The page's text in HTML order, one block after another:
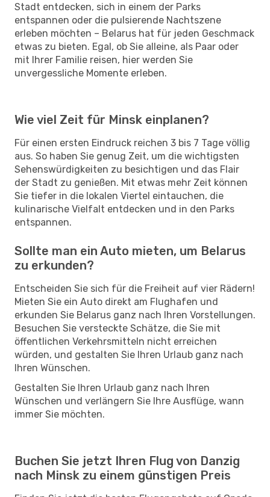
Stadt entdecken, sich in einem der Parks
entspannen oder die pulsierende Nachtszene
erleben möchten – Belarus hat für jeden Geschmack
etwas zu bieten. Egal, ob Sie alleine, als Paar oder
mit Ihrer Familie reisen, hier werden Sie
unvergessliche Momente erleben.
Wie viel Zeit für Minsk einplanen?
Für einen ersten Eindruck reichen 3 bis 7 Tage völlig
aus. So haben Sie genug Zeit, um die wichtigsten
Sehenswürdigkeiten zu besichtigen und das Flair
der Stadt zu genießen. Mit etwas mehr Zeit können
Sie tiefer in die lokalen Viertel eintauchen, die
kulinarische Vielfalt entdecken und in den Parks
entspannen.
Sollte man ein Auto mieten, um Belarus
zu erkunden?
Entscheiden Sie sich für die Freiheit auf vier Rädern!
Mieten Sie ein Auto direkt am Flughafen und
erkunden Sie Belarus ganz nach Ihren Vorstellungen.
Besuchen Sie versteckte Schätze, die Sie mit
öffentlichen Verkehrsmitteln nicht erreichen
würden, und gestalten Sie Ihren Urlaub ganz nach
Ihren Wünschen.
Gestalten Sie Ihren Urlaub ganz nach Ihren
Wünschen und verlängern Sie Ihre Ausflüge, wann
immer Sie möchten.
Buchen Sie jetzt Ihren Flug von Danzig
nach Minsk zu einem günstigen Preis